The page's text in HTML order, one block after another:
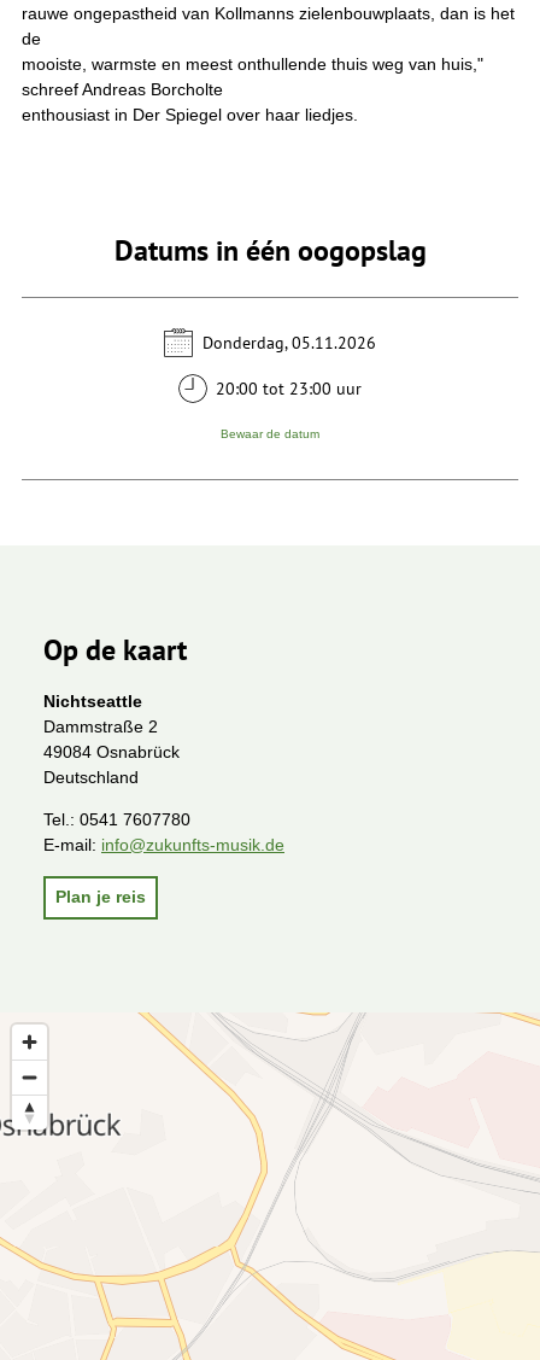
rauwe ongepastheid van Kollmanns zielenbouwplaats, dan is het
de
mooiste, warmste en meest onthullende thuis weg van huis,"
schreef Andreas Borcholte
enthousiast in Der Spiegel over haar liedjes.
Datums in één oogopslag
Donderdag, 05.11.2026
20:00 tot 23:00 uur
Bewaar de datum
Op de kaart
Nichtseattle
Dammstraße 2
49084 Osnabrück
Deutschland
Tel.: 0541 7607780
E-mail: info@zukunfts-musik.de
Plan je reis